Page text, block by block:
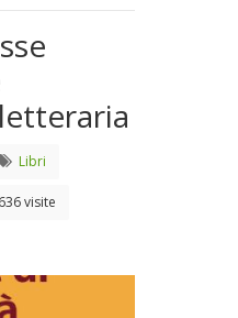
Libri
636 visite